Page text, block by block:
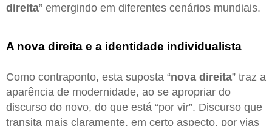
direita” emergindo em diferentes cenários mundiais.
A nova direita e a identidade individualista
Como contraponto, esta suposta “nova direita” traz a
aparência de modernidade, ao se apropriar do
discurso do novo, do que está “por vir”. Discurso que
transita mais claramente, em certo aspecto, por vias